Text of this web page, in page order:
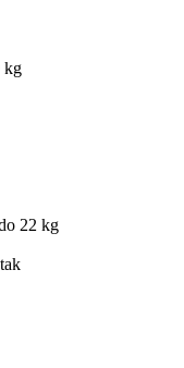
kg
22 kg
tak